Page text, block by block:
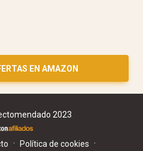
EN AMAZON
2023
· Política de cookies ·